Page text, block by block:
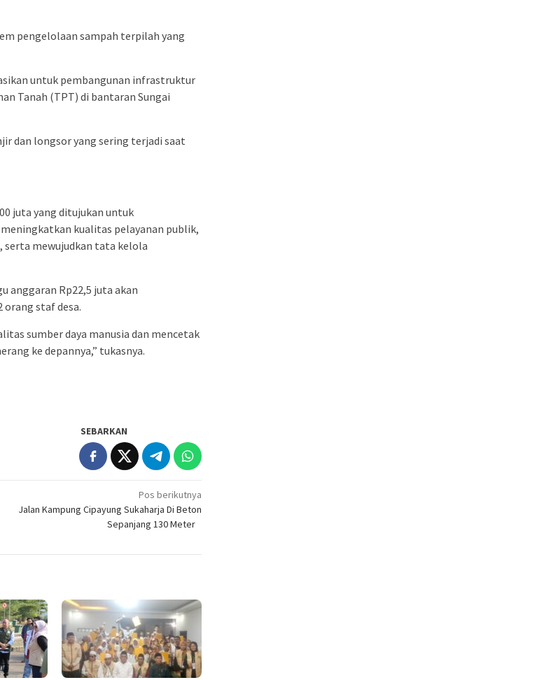
pengelolaan sampah terpilah yang
untuk pembangunan infrastruktur
Tanah (TPT) di bantaran Sungai
dan longsor yang sering terjadi saat
juta yang ditujukan untuk
kualitas pelayanan publik,
mewujudkan tata kelola
anggaran Rp22,5 juta akan
orang staf desa.
sumber daya manusia dan mencetak
ke depannya,” tukasnya.
SEBARKAN
Pos berikutnya
Jalan Kampung Cipayung Sukaharja Di Beton
Sepanjang 130 Meter ‎ ‎ ‎